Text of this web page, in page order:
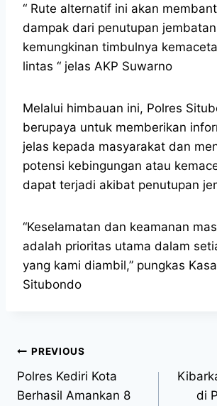
“ Rute alternatif ini akan
dampak dari penutupan
kemungkinan timbulnya
lintas “ jelas AKP Suwarno
Melalui himbauan ini, Polres
berupaya untuk memberikan
jelas kepada masyarakat dan
potensi kebingungan atau
dapat terjadi akibat penutupan
“Keselamatan dan keamanan
adalah prioritas utama dalam
yang kami diambil,” pungkas
Situbondo
PREVIOUS
Polres Kediri Kota
Berhasil Amankan 8
di